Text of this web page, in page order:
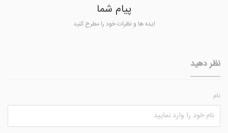
پیام شما
ایده ها و نظرات خود را مطرح کنید
نظر دهید
نام